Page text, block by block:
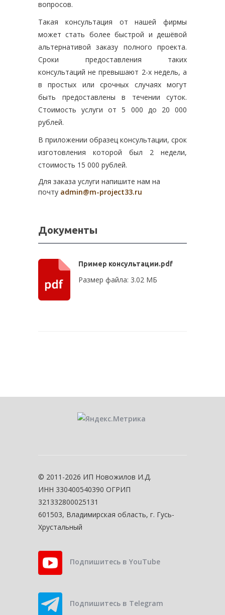
вопросов.
Такая консультация от нашей фирмы
может стать более быстрой и дешёвой
альтернативой заказу полного проекта.
Сроки предоставления таких
консультаций не превышают 2-х недель, а
в простых или срочных случаях могут
быть предоставлены в течении суток.
Стоимость услуги от 5 000 до 20 000
рублей.
В приложении образец консультации, срок
изготовления которой был 2 недели,
стоимость 15 000 рублей.
Для заказа услуги напишите нам на
почту admin@m-project33.ru
Документы
Пример консультации.pdf
Размер файла: 3.02 МБ
© 2011-2026 ИП Новожилов И.Д.
ИНН 330400540390 ОГРИП
321332800025131
601503, Владимирская область, г. Гусь-
Хрустальный
Подпишитесь в YouTube
Подпишитесь в Telegram